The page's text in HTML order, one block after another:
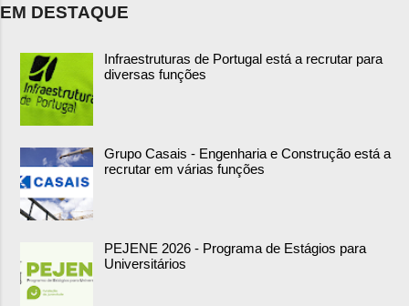
EM DESTAQUE
Infraestruturas de Portugal está a recrutar para
diversas funções
Grupo Casais - Engenharia e Construção está a
recrutar em várias funções
PEJENE 2026 - Programa de Estágios para
Universitários